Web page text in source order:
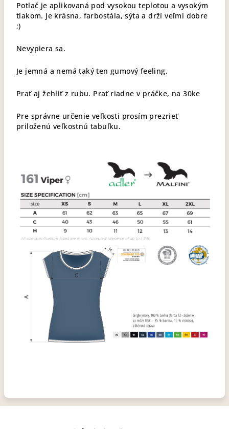
Potlač je aplikovaná pod vysokou teplotou a vysokým
tlakom. Je krásna, farbostála, sýta a drží veľmi dobre
;)
Nevypiera sa.
Je jemná a nemá taký ten gumový feeling.
Prať aj žehliť z rubu. Prať riadne v práčke, na 30ke
Pre správne určenie veľkosti prosím prezrieť
priloženú veľkostnú tabuľku.